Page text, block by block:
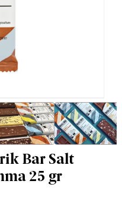
Bar Salt
25 gr